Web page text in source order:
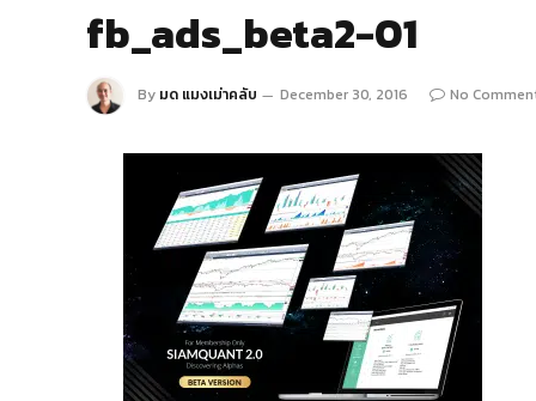
fb_ads_beta2-01
By มด แมงเม่าคลับ December 30, 2016 No